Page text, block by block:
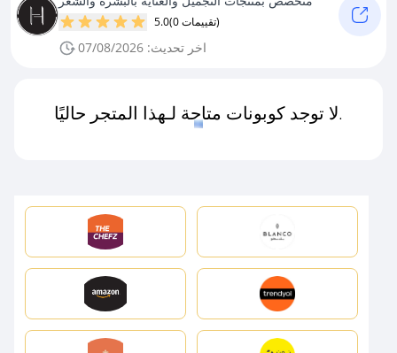
5.0 (0 تقييمات)
اخر تحديث: 07/08/2026
لا توجد كوبونات متاحة لـهذا المتجر حاليًا.